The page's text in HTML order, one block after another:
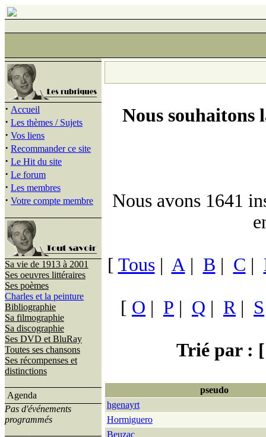
· Accueil
· Les thèmes / Sujets
· Vos liens
· Recommander ce site
· Le Hit du site
· Le forum
· Les membres
· Votre compte membre
Sa vie de 1913 à 2001
Ses oeuvres littéraires
Ses poèmes
Charles et la peinture
Bibliographie
Sa filmographie
Sa discographie
Ses DVD et BluRay
Toutes ses chansons
Ses récompenses et
distinctions
Agenda
Pas d'événements
programmés
Nous souhaitons
Nous avons 1641
[ Tous| A| B | C |
[ O | P | Q | R| S
Trié par : [
pseudo
hgenayrt
Hormiguero
Beuzac